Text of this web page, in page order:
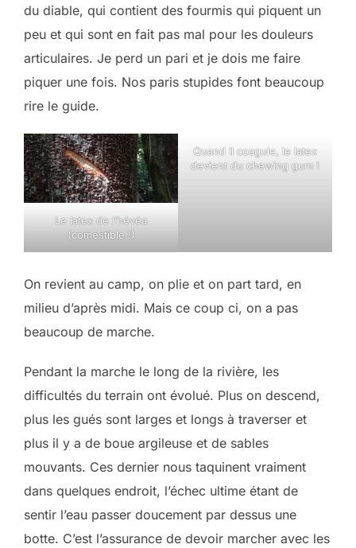
du diable, qui contient des fourmis qui piquent un
peu et qui sont en fait pas mal pour les douleurs
articulaires. Je perd un pari et je dois me faire
piquer une fois. Nos paris stupides font beaucoup
rire le guide.
Le latex de l’hévéa
(comestible !)
Quand il coagule, le latex
devient du chewing gum !
On revient au camp, on plie et on part tard, en
milieu d’après midi. Mais ce coup ci, on a pas
beaucoup de marche.
Pendant la marche le long de la rivière, les
difficultés du terrain ont évolué. Plus on descend,
plus les gués sont larges et longs à traverser et
plus il y a de boue argileuse et de sables
mouvants. Ces dernier nous taquinent vraiment
dans quelques endroit, l’échec ultime étant de
sentir l’eau passer doucement par dessus une
botte. C’est l’assurance de devoir marcher avec les